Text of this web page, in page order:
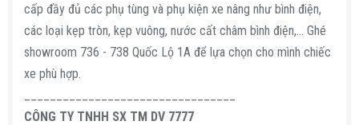
cấp đầy đủ các phụ tùng và phụ kiện xe nâng như bình điện,
các loại kẹp tròn, kẹp vuông, nước cất châm bình điện,... Ghé
showroom 736 - 738 Quốc Lộ 1A để lựa chọn cho mình chiếc
xe phù hợp.
CÔNG TY TNHH SX TM DV 7777